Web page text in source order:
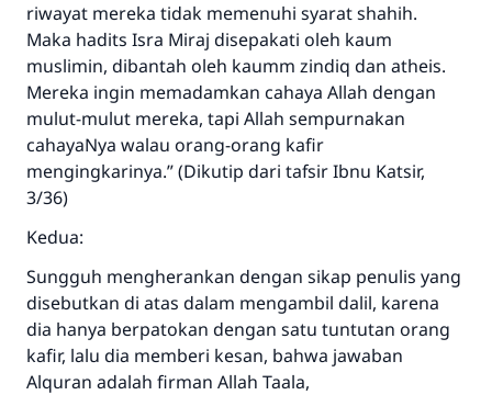
riwayat mereka tidak memenuhi syarat shahih.
Maka hadits Isra Miraj disepakati oleh kaum
muslimin, dibantah oleh kaumm zindiq dan atheis.
Mereka ingin memadamkan cahaya Allah dengan
mulut-mulut mereka, tapi Allah sempurnakan
cahayaNya walau orang-orang kafir
mengingkarinya.” (Dikutip dari tafsir Ibnu Katsir,
3/36)
Kedua:
Sungguh mengherankan dengan sikap penulis yang
disebutkan di atas dalam mengambil dalil, karena
dia hanya berpatokan dengan satu tuntutan orang
kafir, lalu dia memberi kesan, bahwa jawaban
Alquran adalah firman Allah Taala,